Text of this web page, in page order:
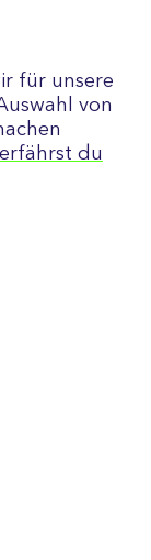
für unsere
von
du